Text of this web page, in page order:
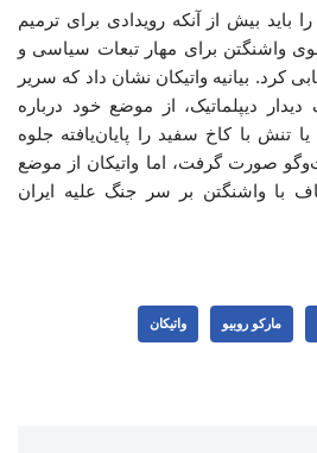
را باید بیش از آنکه رویدادی برای ترمیم
واشنگتن برای مهار تبعات سیاسی و
کرد. بیانیه واتیکان نشان داد که سریر
دیپلماتیک، از موضع خود درباره
تنش با کاخ سفید را پایان‌یافته جلوه
صورت گرفت، اما واتیکان از موضع
واشنگتن بر سر جنگ علیه ایران
مارکو روبیو واتیکان